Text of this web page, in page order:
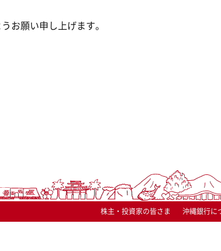
お願い申し上げます。
株主・投資家の皆さま 沖縄銀行に